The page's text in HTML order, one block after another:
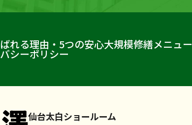
れる理由・5つの安心大規模修繕メニュー
シーポリシー
仙台太白ショールーム